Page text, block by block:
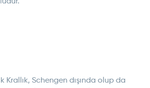
Krallık, Schengen dışında olup da